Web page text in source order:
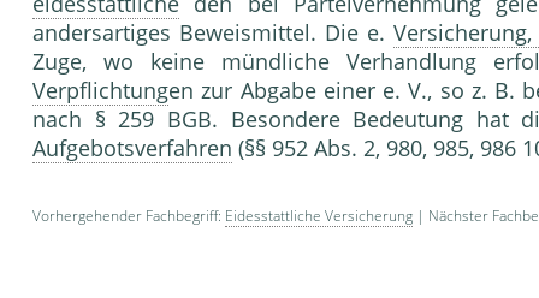
andersartiges Beweismittel. Die e.
Zuge, wo keine mündliche Verhandlung
Verpflichtungen zur Abgabe einer e. V., so z. B.
nach § 259 BGB. Besondere Bedeutung hat
Aufgebotsverfahren (§§ 952 Abs. 2, 980, 985, 986
Vorhergehender Fachbegriff: Eidesstattliche Versicherung | Nächster